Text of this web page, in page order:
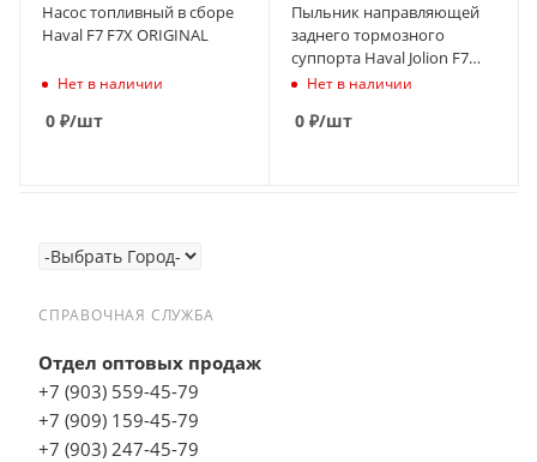
Насос топливный в сборе
Haval F7 F7X ORIGINAL
Нет в наличии
0 ₽/шт
Пыльник направляющей
заднего тормозного
суппорта Haval Jolion F7
F7X M6, резина
Нет в наличии
0 ₽/шт
СПРАВОЧНАЯ СЛУЖБА
Отдел оптовых продаж
+7 (903) 559-45-79
+7 (909) 159-45-79
+7 (903) 247-45-79